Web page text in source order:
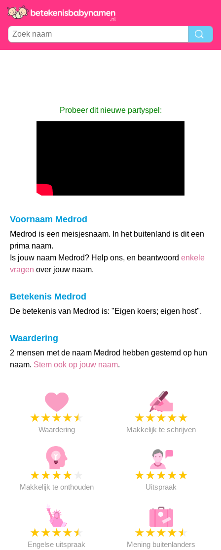
Probeer dit nieuwe partyspel:
Voornaam Medrod
Medrod is een meisjesnaam. In het buitenland is dit een
prima naam.
Is jouw naam Medrod? Help ons, en beantwoord enkele
vragen over jouw naam.
Betekenis Medrod
De betekenis van Medrod is: "Eigen koers; eigen host".
Waardering
2 mensen met de naam Medrod hebben gestemd op hun
naam. Stem ook op jouw naam.
★★★★★
Waardering
★★★★★
Makkelijk te schrijven
★★★★
Makkelijk te onthouden
★★★★★
Uitspraak
★★★★★
Engelse uitspraak
★★★★★
Mening buitenlanders